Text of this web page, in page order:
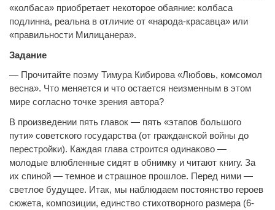
«колбаса» приобретает некоторое обаяние: колбаса
подлинна, реальна в отличие от «народа-красавца» или
«правильности Милицанера».
Задание
— Прочитайте поэму Тимура Кибирова «Любовь, комсомол
весна». Что меняется и что остается неизменным в этом
мире согласно точке зрения автора?
В произведении пять главок — пять «этапов большого
пути» советского государства (от гражданской войны до
перестройки). Каждая глава строится одинаково —
молодые влюбленные сидят в обнимку и читают книгу. За
их спиной — темное и страшное прошлое. Перед ними —
светлое будущее. Итак, мы наблюдаем постоянство героев
сюжета, композиции, единство стихотворного размера (6-